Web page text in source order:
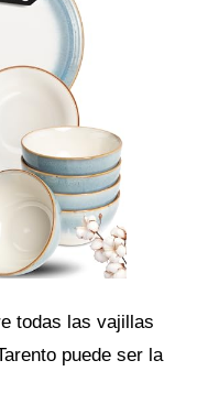
todas las vajillas
puede ser la